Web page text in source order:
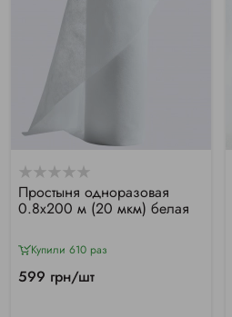
Простыня одноразовая
0.8х200 м (20 мкм) белая
Купили 610 раз
599 грн/шт